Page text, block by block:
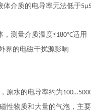
体介质的电导率无法低于
，测量介质温度≤180°C适用
界的电磁干扰源影响
，原水的电导率约为
物质和大量的气泡，主